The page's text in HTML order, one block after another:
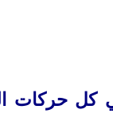
كل حركات